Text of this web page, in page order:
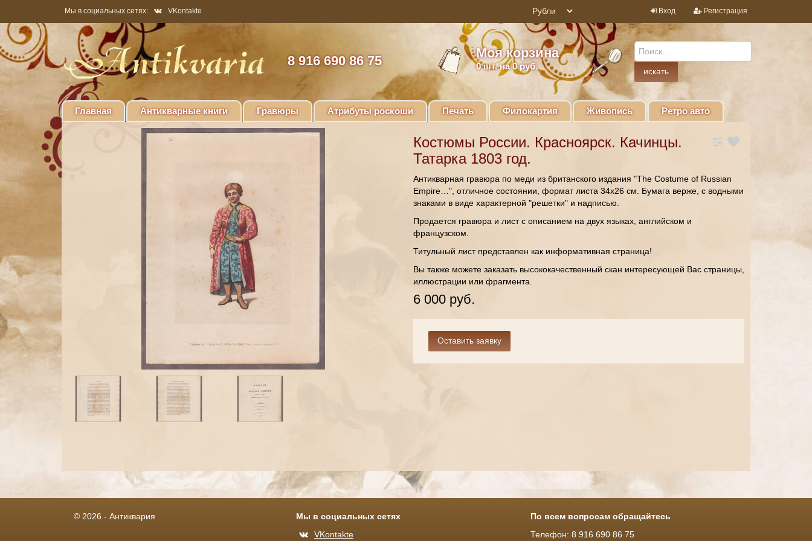
Мы в социальных сетях: VKontakte Вход Регистрация
8 916 690 86 75
Моя корзина
0шт. на 0 руб.
Главная Антикварные книги Гравюры Атрибуты роскоши Печать Филокартия Живопись Ретро авто
Костюмы России. Красноярск. Качинцы.
Татарка 1803 год.
Антикварная гравюра по меди из британского издания "The Costume of Russian
Empire…", отличное состоянии, формат листа 34х26 см. Бумага верже, с водными
знаками в виде характерной "решетки" и надписью.
Продается гравюра и лист с описанием на двух языках, английском и
французском.
Титульный лист представлен как информативная страница!
Вы также можете заказать высококачественный скан интересующей Вас страницы,
иллюстрации или фрагмента.
6 000 руб.
© 2026 - Антиквария
Мы в социальных сетях
VKontakte
По всем вопросам обращайтесь
Телефон: 8 916 690 86 75